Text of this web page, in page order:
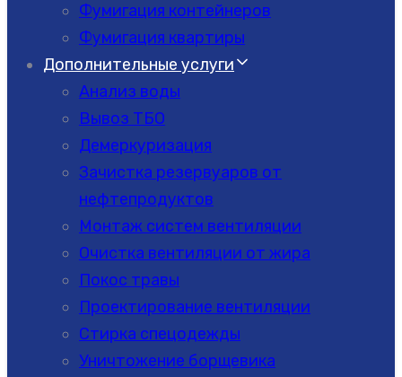
Фумигация контейнеров
Фумигация квартиры
Дополнительные услуги
Анализ воды
Вывоз ТБО
Демеркуризация
Зачистка резервуаров от
нефтепродуктов
Монтаж систем вентиляции
Очистка вентиляции от жира
Покос травы
Проектирование вентиляции
Стирка спецодежды
Уничтожение борщевика